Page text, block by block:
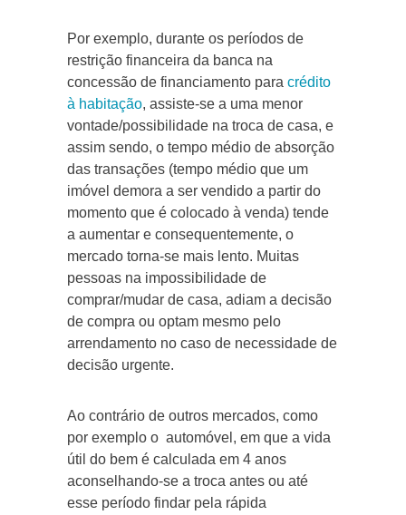
Por exemplo, durante os períodos de
restrição financeira da banca na
concessão de financiamento para crédito
à habitação, assiste-se a uma menor
vontade/possibilidade na troca de casa, e
assim sendo, o tempo médio de absorção
das transações (tempo médio que um
imóvel demora a ser vendido a partir do
momento que é colocado à venda) tende
a aumentar e consequentemente, o
mercado torna-se mais lento. Muitas
pessoas na impossibilidade de
comprar/mudar de casa, adiam a decisão
de compra ou optam mesmo pelo
arrendamento no caso de necessidade de
decisão urgente.
Ao contrário de outros mercados, como
por exemplo o automóvel, em que a vida
útil do bem é calculada em 4 anos
aconselhando-se a troca antes ou até
esse período findar pela rápida